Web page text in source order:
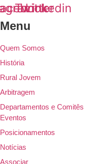
Twitter
Linkedin
Menu
Quem Somos
História
Rural Jovem
Arbitragem
Departamentos e Comitês
Eventos
Posicionamentos
Notícias
Associar